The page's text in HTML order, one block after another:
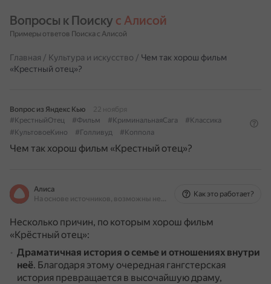
Вопросы к Поиску с Алисой
Примеры ответов Поиска с Алисой
Главная / Культура и искусство / Чем так хорош фильм
«Крестный отец»?
Вопрос из Яндекс Кью
22 ноября
#КрестныйОтец
#Фильм #КриминальнаяСага
#Классика
#КультовоеКино
#Голливуд #Коппола
Чем так хорош фильм «Крестный отец»?
Алиса
На основе источников, возможны неточности
Как это работает?
Несколько причин, по которым хорош фильм
«Крёстный отец»:
Драматичная история о семье и отношениях внутри
неё. Благодаря этому очередная гангстерская
история превращается в высочайшую драму,